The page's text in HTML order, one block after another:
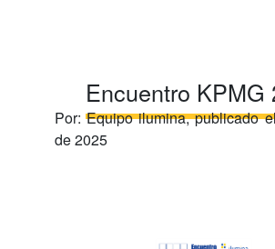
Encuentro KPMG
Por:Equipo ilumina, publicado
de 2025